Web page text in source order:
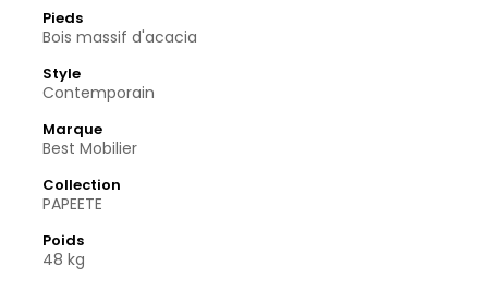
Pieds
Bois massif d'acacia
Style
Contemporain
Marque
Best Mobilier
Collection
PAPEETE
Poids
48 kg